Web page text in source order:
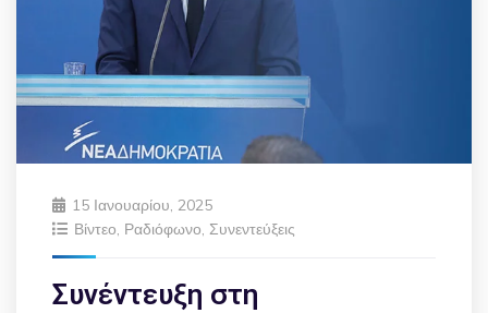
15 Ιανουαρίου, 2025
Βίντεο, Ραδιόφωνο, Συνεντεύξεις
Συνέντευξη στη